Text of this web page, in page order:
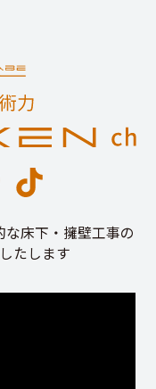
床下・擁壁工事の
たします